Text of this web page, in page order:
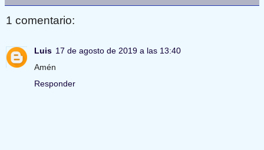
1 comentario:
Luis 17 de agosto de 2019 a las 13:40
Amén
Responder